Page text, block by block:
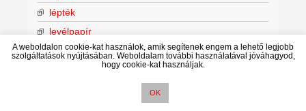
lépték
levélpapír
Love
madárriasztó
A weboldalon cookie-kat használok, amik segítenek engem a lehető legjobb
szolgáltatások nyújtásában. Weboldalam további használatával jóváhagyod,
hogy cookie-kat használjak.
OK